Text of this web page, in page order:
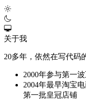
关于我
20多年，依然在写代码
2000年参与第一
2004年最早淘宝
第一批皇冠店铺